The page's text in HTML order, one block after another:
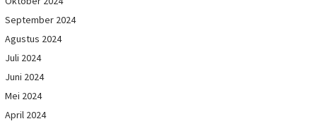
September 2024
Agustus 2024
Juli 2024
Juni 2024
Mei 2024
April 2024